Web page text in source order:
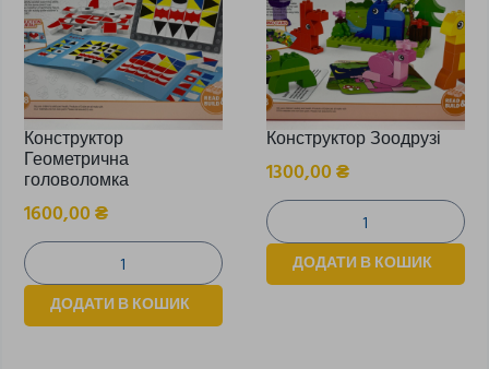
Конструктор
Геометрична
головоломка
1600,00₴
ДОДАТИ В КОШИК
Конструктор Зоодрузі
1300,00₴
ДОДАТИ В КОШИК